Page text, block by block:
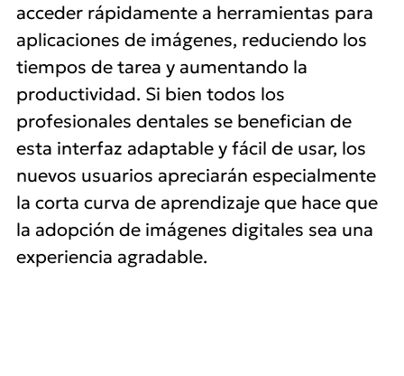
acceder rápidamente a herramientas para
aplicaciones de imágenes, reduciendo los
tiempos de tarea y aumentando la
productividad. Si bien todos los
profesionales dentales se benefician de
esta interfaz adaptable y fácil de usar, los
nuevos usuarios apreciarán especialmente
la corta curva de aprendizaje que hace que
la adopción de imágenes digitales sea una
experiencia agradable.